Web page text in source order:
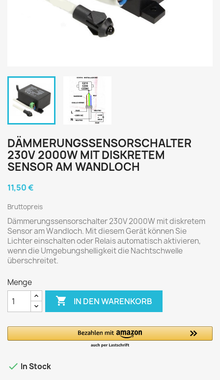
DÄMMERUNGSSENSORSCHALTER
230V 2000W MIT DISKRETEM
SENSOR AM WANDLOCH
11,50 €
Bruttopreis
Dämmerungssensorschalter 230V 2000W mit diskretem
Sensor am Wandloch. Mit diesem Gerät können Sie
Lichter einschalten oder Relais automatisch aktivieren,
wenn die Umgebungshelligkeit die Nachtschwelle
überschreitet.
Menge
 IN DEN WARENKORB
 In Stock